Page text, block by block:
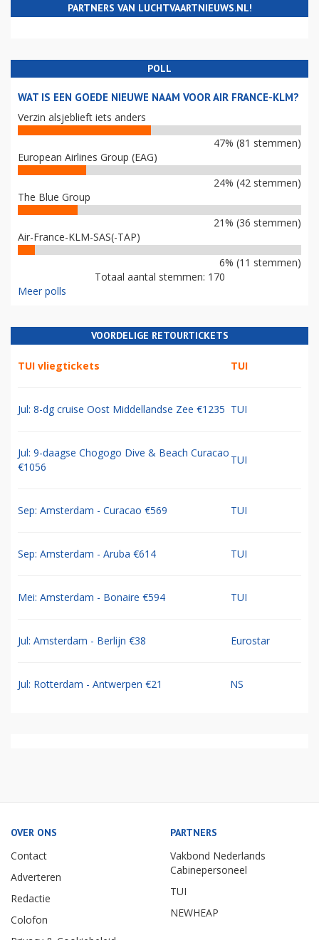
PARTNERS VAN LUCHTVAARTNIEUWS.NL!
POLL
WAT IS EEN GOEDE NIEUWE NAAM VOOR AIR FRANCE-KLM?
Verzin alsjeblieft iets anders
47% (81 stemmen)
European Airlines Group (EAG)
24% (42 stemmen)
The Blue Group
21% (36 stemmen)
Air-France-KLM-SAS(-TAP)
6% (11 stemmen)
Totaal aantal stemmen: 170
Meer polls
VOORDELIGE RETOURTICKETS
TUI vliegtickets TUI
Jul: 8-dg cruise Oost Middellandse Zee €1235 TUI
Jul: 9-daagse Chogogo Dive & Beach Curacao
€1056
TUI
Sep: Amsterdam - Curacao €569 TUI
Sep: Amsterdam - Aruba €614 TUI
Mei: Amsterdam - Bonaire €594 TUI
Jul: Amsterdam - Berlijn €38 Eurostar
Jul: Rotterdam - Antwerpen €21 NS
OVER ONS
Contact
Adverteren
Redactie
Colofon
PARTNERS
Vakbond Nederlands
Cabinepersoneel
TUI
NEWHEAP